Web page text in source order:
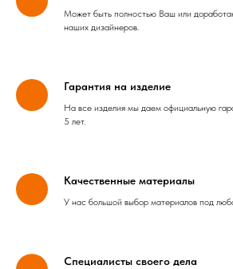
Может быть полностью Ваш или
наших дизайнеров.
Гарантия на изделие
На все изделия мы даем официальную
5 лет.
Качественные материалы
У нас большой выбор материалов под
Специалисты своего дела